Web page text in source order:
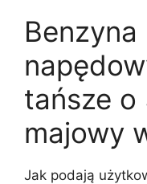
tańsze o
majowy
Jak podają